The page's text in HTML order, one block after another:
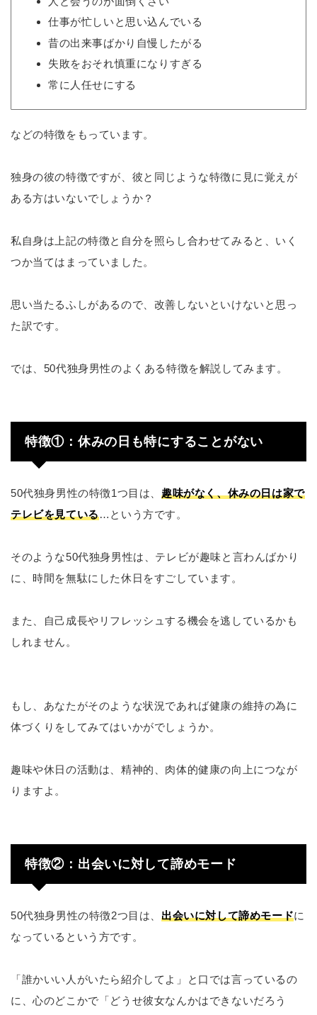
仕事が忙しいと思い込んでいる
昔の出来事ばかり自慢したがる
失敗をおそれ慎重になりすぎる
常に人任せにする
などの特徴をもっています。
独身の彼の特徴ですが、彼と同じような特徴に見に覚えが
ある方はいないでしょうか？
私自身は上記の特徴と自分を照らし合わせてみると、いく
つか当てはまっていました。
思い当たるふしがあるので、改善しないといけないと思っ
た訳です。
では、50代独身男性のよくある特徴を解説してみます。
特徴①：休みの日も特にすることがない
50代独身男性の特徴1つ目は、趣味がなく、休みの日は家で
テレビを見ている…という方です。
そのような50代独身男性は、テレビが趣味と言わんばかり
に、時間を無駄にした休日をすごしています。
また、自己成長やリフレッシュする機会を逃しているかも
しれません。
もし、あなたがそのような状況であれば健康の維持の為に
体づくりをしてみてはいかがでしょうか。
趣味や休日の活動は、精神的、肉体的健康の向上につなが
りますよ。
特徴②：出会いに対して諦めモード
50代独身男性の特徴2つ目は、出会いに対して諦めモードに
なっているという方です。
「誰かいい人がいたら紹介してよ」と口では言っているの
に、心のどこかで「どうせ彼女なんかはできないだろう